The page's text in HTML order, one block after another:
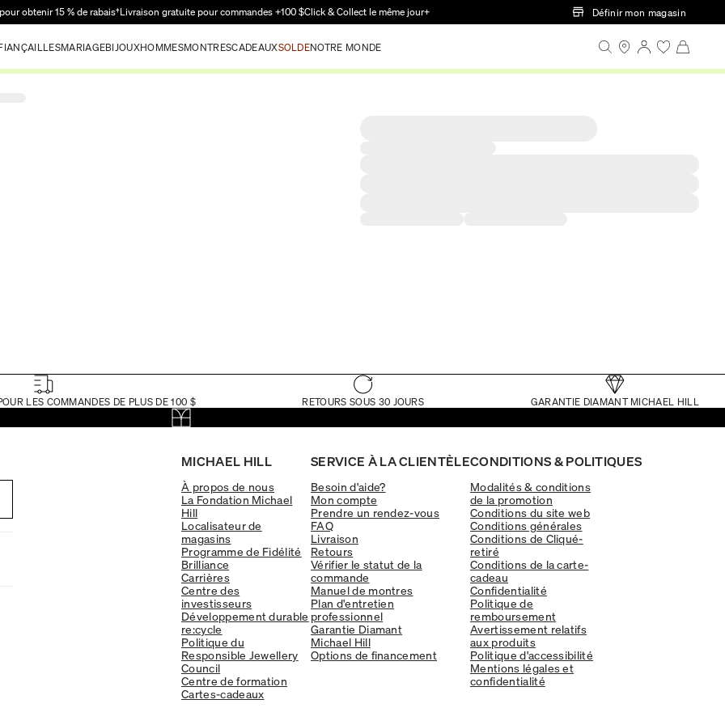
Passer au contenu principal
obtenir 15 % de rabais†Livraison gratuite pour commandes +100 $Click & Collect le même jour+ Définir mon magasin
MARIAGEBIJOUXHOMMESMONTRESCADEAUXSOLDENOTRE MONDE
LES COMMANDES DE PLUS DE 100 $ RETOURS SOUS 30 JOURS GARANTIE DIAMANT MICHAEL HILL
MICHAEL HILL
À propos de nous
La Fondation Michael
Hill
Localisateur de
magasins
Programme de Fidélité
Brilliance
Carrières
Centre des
investisseurs
Développement durable
re:cycle
Politique du
Responsible Jewellery
Council
Centre de formation
Cartes-cadeaux
SERVICE À LA CLIENTÈLE
Besoin d'aide?
Mon compte
Prendre un rendez-vous
FAQ
Livraison
Retours
Vérifier le statut de la
commande
Manuel de montres
Plan d'entretien
professionnel
Garantie Diamant
Michael Hill
Options de financement
CONDITIONS & POLITIQUES
Modalités & conditions
de la promotion
Conditions du site web
Conditions générales
Conditions de Cliqué-
retiré
Conditions de la carte-
cadeau
Confidentialité
Politique de
remboursement
Avertissement relatifs
aux produits
Politique d'accessibilité
Mentions légales et
confidentialité